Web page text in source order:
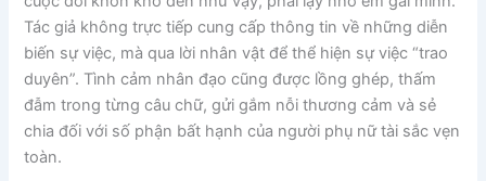
Tác giả không trực tiếp cung cấp thông tin về những diễn
biến sự việc, mà qua lời nhân vật để thể hiện sự việc “trao
duyên”. Tình cảm nhân đạo cũng được lồng ghép, thấm
đẫm trong từng câu chữ, gửi gắm nỗi thương cảm và sẻ
chia đối với số phận bất hạnh của người phụ nữ tài sắc vẹn
toàn.